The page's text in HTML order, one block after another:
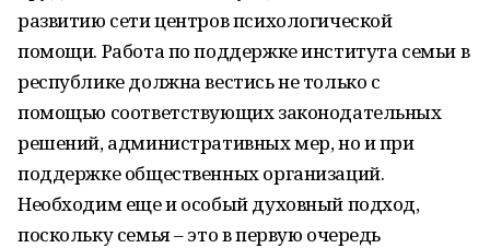
развитию сети центров психологической
помощи. Работа по поддержке института семьи в
республике должна вестись не только с
помощью соответствующих законодательных
решений, административных мер, но и при
поддержке общественных организаций.
Необходим еще и особый духовный подход,
поскольку семья – это в первую очередь